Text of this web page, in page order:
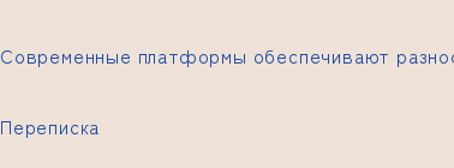
Современные платформы обеспечивают
Переписка